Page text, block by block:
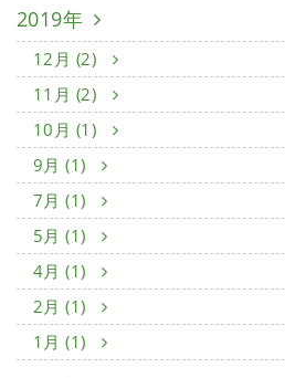
2019年
12月 (2)
11月 (2)
10月 (1)
9月 (1)
7月 (1)
5月 (1)
4月 (1)
2月 (1)
1月 (1)